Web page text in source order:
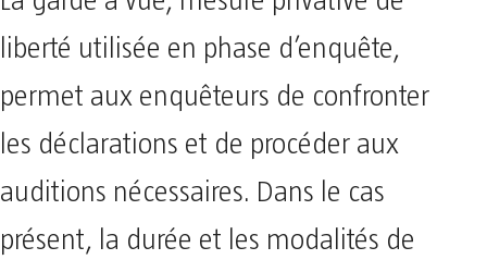
liberté utilisée en phase d’enquête,
permet aux enquêteurs de confronter
les déclarations et de procéder aux
auditions nécessaires. Dans le cas
présent, la durée et les modalités de